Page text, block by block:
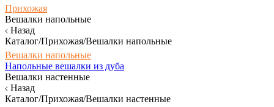
Прихожая
Вешалки напольные
Назад
Каталог/Прихожая/Вешалки напольные
Вешалки напольные
Напольные вешалки из дуба
Вешалки настенные
Назад
Каталог/Прихожая/Вешалки настенные